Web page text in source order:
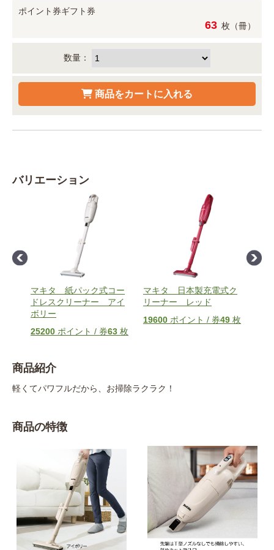
ポイント券ギフト券
63 枚（冊）
数量：
バリエーション
マキタ 紙パック式コー
ドレスクリーナー アイ
ボリー
25200 ポイント / 券63 枚
マキタ 日本製充電式ク
リーナー レッド
19600 ポイント / 券49 枚
商品紹介
軽くてパワフルだから、お掃除ラクラク！
商品の特徴